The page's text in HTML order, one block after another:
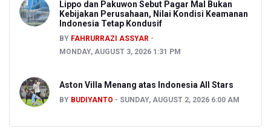
Lippo dan Pakuwon Sebut Pagar Mal Bukan
Kebijakan Perusahaan, Nilai Kondisi Keamanan
Indonesia Tetap Kondusif
BY FAHRURRAZI ASSYAR
MONDAY, AUGUST 3, 2026 1:31 PM
Aston Villa Menang atas Indonesia All Stars
BY BUDIYANTO SUNDAY, AUGUST 2, 2026 6:00 AM